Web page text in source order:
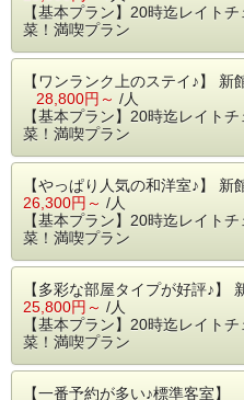
【 お夕食 メニュ
① 一口のお愉しみ
② 新鮮野菜のサラ
④ お口直し
⑤ 蓼科高原ポーク
⑥ 焼きたてパン
⑦ お好みデザート
⑧ ハーブティ、ま
※ 収穫・入荷状況
※ ６,８００円相当
〈 このプランが、
① 軽井沢の夜は、
ショッピングや観
も、
２０時からのお夕
もちろん、１８時
当日の気分で、お
[１番人気]蓼科牛
【基本プラン】20時迄レイト
菜！満喫プラン
【ワンランク上のステイ♪】
28,800円～ /人
【基本プラン】20時迄レイト
菜！満喫プラン
【やっぱり人気の和洋室♪】
26,300円～ /人
【基本プラン】20時迄レイト
菜！満喫プラン
【多彩な部屋タイプが好評♪
25,800円～ /人
【基本プラン】20時迄レイト
菜！満喫プラン
【一番予約が多い♪標準客室